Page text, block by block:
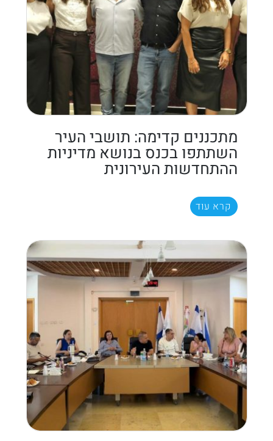
מתכננים קדימה: תושבי העיר
השתתפו בכנס בנושא מדיניות
ההתחדשות העירונית
קרא עוד